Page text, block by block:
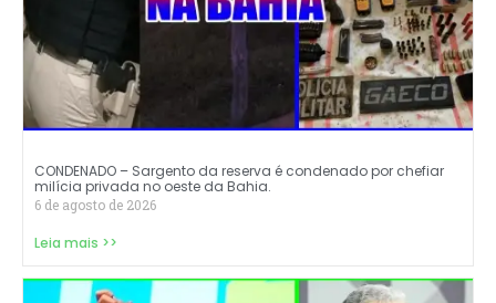
CONDENADO – Sargento da reserva é condenado por chefiar
milícia privada no oeste da Bahia.
6 de agosto de 2026
Leia mais >>